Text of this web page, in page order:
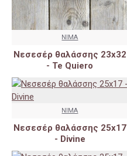
NIMA
Nεσεσέρ θαλάσσης 23x32
- Te Quiero
NIMA
Νεσεσέρ θαλάσσης 25x17
- Divine